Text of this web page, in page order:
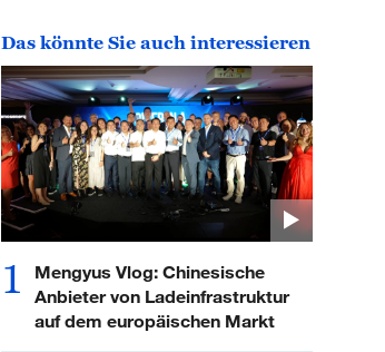
Das könnte Sie auch interessieren
1
Mengyus Vlog: Chinesische
Anbieter von Ladeinfrastruktur
auf dem europäischen Markt